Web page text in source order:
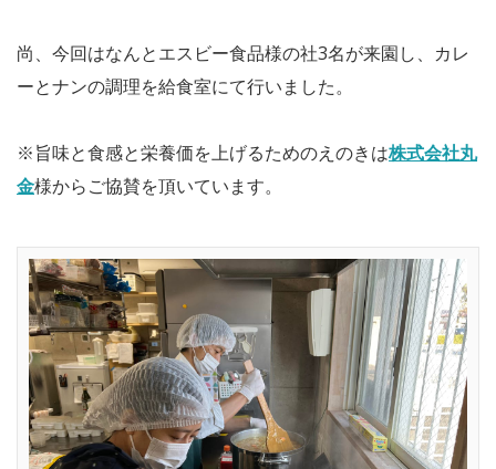
尚、今回はなんとエスビー食品様の社3名が来園し、カレ
ーとナンの調理を給食室にて行いました。
※旨味と食感と栄養価を上げるためのえのきは株式会社丸
金様からご協賛を頂いています。